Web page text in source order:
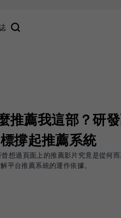
推薦我這部？研
撐起推薦系統
想過頁面上的推薦影片究竟是從何
平台推薦系統的運作依據。